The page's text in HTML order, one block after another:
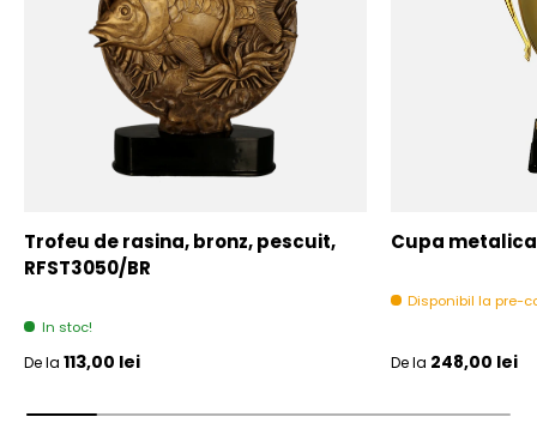
Trofeu de rasina, bronz, pescuit,
RFST3050/BR
In stoc!
Pret initial
De la 113,00 lei
Cupa
Disponibil la pre-
Pret initial
De la 248,00 lei